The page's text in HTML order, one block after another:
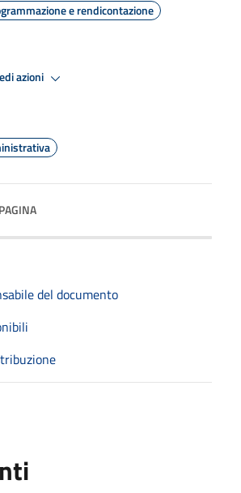
e rendicontazione
azioni
del documento